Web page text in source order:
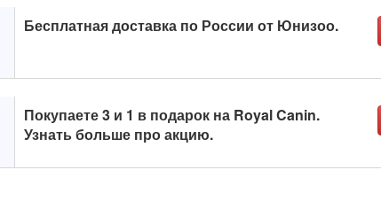
Бесплатная доставка по России от Юнизоо.
Покупаете 3 и 1 в подарок на Royal Canin.
Узнать больше про акцию.